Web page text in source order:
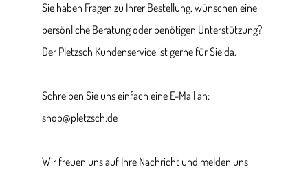
Sie haben Fragen zu Ihrer Bestellung, wünschen eine
persönliche Beratung oder benötigen Unterstützung?
Der Pletzsch Kundenservice ist gerne für Sie da.
Schreiben Sie uns einfach eine E-Mail an:
shop@pletzsch.de
Wir freuen uns auf Ihre Nachricht und melden uns